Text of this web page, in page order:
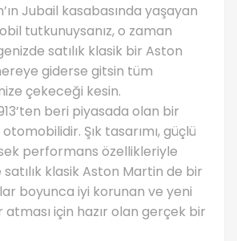
Jubail kasabasında yaşayan
tutkunuysanız, o zaman
satılık klasik bir Aston
giderse gitsin tüm
çekeceği kesin.
beri piyasada olan bir
Şık tasarımı, güçlü
performans özellikleriyle
satılık klasik Aston Martin de bir
boyunca iyi korunan ve yeni
için hazır olan gerçek bir